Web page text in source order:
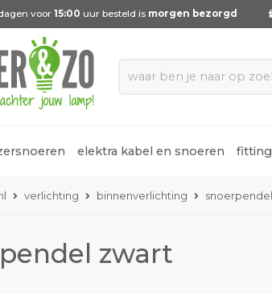
voor 15:00 uur besteld is morgen bezorgd
elektra kabel en snoeren
verlichting binnenverlichting
zwart